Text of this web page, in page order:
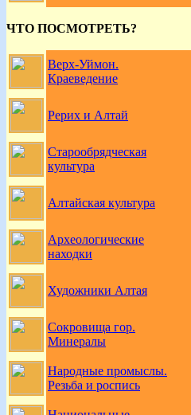
ЧТО ПОСМОТРЕТЬ?
Верх-Уймон.
Краеведение
Рерих и Алтай
Старообрядческая
культура
Алтайская культура
Археологические
находки
Художники Алтая
Сокровища гор.
Минералы
Народные промыслы.
Резьба и роспись